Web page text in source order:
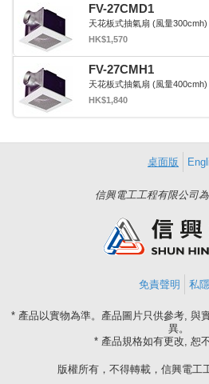
FV-27CMD1
天花板式抽氣扇 (風量300cmh)
HK$1,570
FV-27CMH1
天花板式抽氣扇 (風量400cmh)
HK$1,840
桌面版
信興電工工程有限公司
免責聲明 私
* 產品以實物為準。產品圖片只供參考, 與
異。
* 產品規格如有更改, 恕
版權所有，不得轉載，信興電工